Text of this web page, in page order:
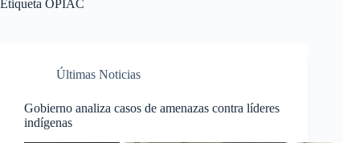
Etiqueta OPIAC
Últimas Noticias
Gobierno analiza casos de amenazas contra líderes
indígenas